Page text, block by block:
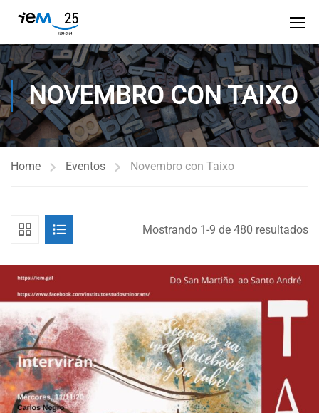
NOVEMBRO CON TAIXO
Home Eventos Novembro con Taixo
Mostrando 1-9 de 480 resultados